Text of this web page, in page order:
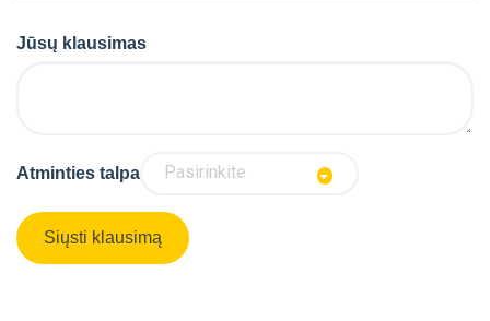
Jūsų klausimas
Atminties talpa Pasirinkite